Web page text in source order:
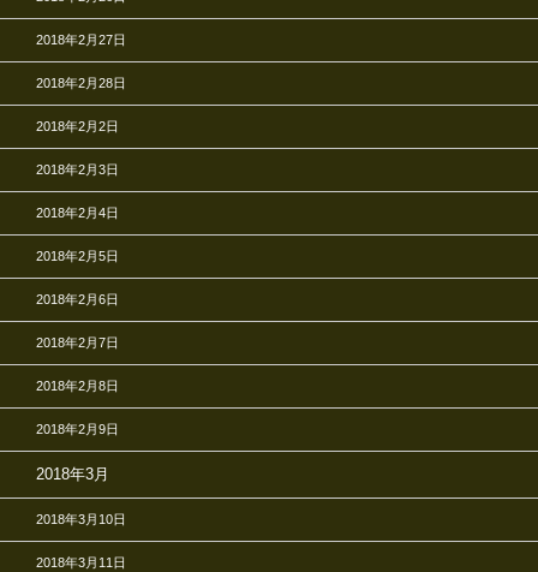
2018年2月27日
2018年2月28日
2018年2月2日
2018年2月3日
2018年2月4日
2018年2月5日
2018年2月6日
2018年2月7日
2018年2月8日
2018年2月9日
2018年3月
2018年3月10日
2018年3月11日